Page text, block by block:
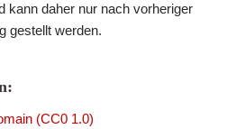
kann daher nur nach vorheriger
gestellt werden.
(CC0 1.0)